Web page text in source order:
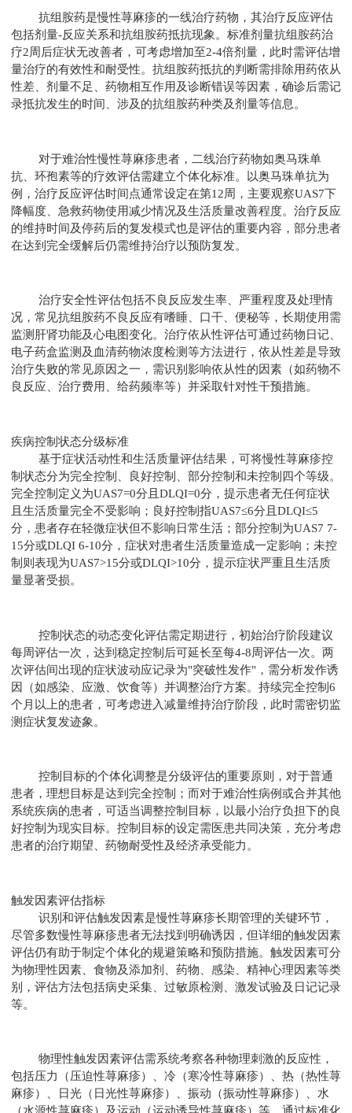
抗组胺药是慢性荨麻疹的一线治疗药物，其治疗反应评估
包括剂量-反应关系和抗组胺药抵抗现象。标准剂量抗组胺药治
疗2周后症状无改善者，可考虑增加至2-4倍剂量，此时需评估增
量治疗的有效性和耐受性。抗组胺药抵抗的判断需排除用药依从
性差、剂量不足、药物相互作用及诊断错误等因素，确诊后需记
录抵抗发生的时间、涉及的抗组胺药种类及剂量等信息。
对于难治性慢性荨麻疹患者，二线治疗药物如奥马珠单
抗、环孢素等的疗效评估需建立个体化标准。以奥马珠单抗为
例，治疗反应评估时间点通常设定在第12周，主要观察UAS7下
降幅度、急救药物使用减少情况及生活质量改善程度。治疗反应
的维持时间及停药后的复发模式也是评估的重要内容，部分患者
在达到完全缓解后仍需维持治疗以预防复发。
治疗安全性评估包括不良反应发生率、严重程度及处理情
况，常见抗组胺药不良反应有嗜睡、口干、便秘等，长期使用需
监测肝肾功能及心电图变化。治疗依从性评估可通过药物日记、
电子药盒监测及血清药物浓度检测等方法进行，依从性差是导致
治疗失败的常见原因之一，需识别影响依从性的因素（如药物不
良反应、治疗费用、给药频率等）并采取针对性干预措施。
疾病控制状态分级标准
基于症状活动性和生活质量评估结果，可将慢性荨麻疹控
制状态分为完全控制、良好控制、部分控制和未控制四个等级。
完全控制定义为UAS7=0分且DLQI=0分，提示患者无任何症状
且生活质量完全不受影响；良好控制指UAS7≤6分且DLQI≤5
分，患者存在轻微症状但不影响日常生活；部分控制为UAS7 7-
15分或DLQI 6-10分，症状对患者生活质量造成一定影响；未控
制则表现为UAS7>15分或DLQI>10分，提示症状严重且生活质
量显著受损。
控制状态的动态变化评估需定期进行，初始治疗阶段建议
每周评估一次，达到稳定控制后可延长至每4-8周评估一次。两
次评估间出现的症状波动应记录为"突破性发作"，需分析发作诱
因（如感染、应激、饮食等）并调整治疗方案。持续完全控制6
个月以上的患者，可考虑进入减量维持治疗阶段，此时需密切监
测症状复发迹象。
控制目标的个体化调整是分级评估的重要原则，对于普通
患者，理想目标是达到完全控制；而对于难治性病例或合并其他
系统疾病的患者，可适当调整控制目标，以最小治疗负担下的良
好控制为现实目标。控制目标的设定需医患共同决策，充分考虑
患者的治疗期望、药物耐受性及经济承受能力。
触发因素评估指标
识别和评估触发因素是慢性荨麻疹长期管理的关键环节，
尽管多数慢性荨麻疹患者无法找到明确诱因，但详细的触发因素
评估仍有助于制定个体化的规避策略和预防措施。触发因素可分
为物理性因素、食物及添加剂、药物、感染、精神心理因素等类
别，评估方法包括病史采集、过敏原检测、激发试验及日记记录
等。
物理性触发因素评估需系统考察各种物理刺激的反应性，
包括压力（压迫性荨麻疹）、冷（寒冷性荨麻疹）、热（热性荨
麻疹）、日光（日光性荨麻疹）、振动（振动性荨麻疹）、水